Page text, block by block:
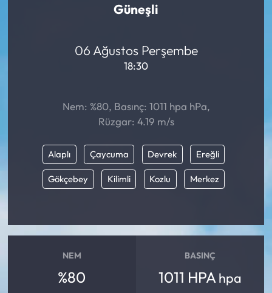
Güneşli
06 Ağustos Perşembe
18:30
Nem: %80, Basınç: 1011 hpa hPa,
Rüzgar: 4.19 m/s
Alaplı Çaycuma Devrek Ereğli
Gökçebey Kilimli Kozlu Merkez
NEM
%80
BASINÇ
1011 HPA hpa